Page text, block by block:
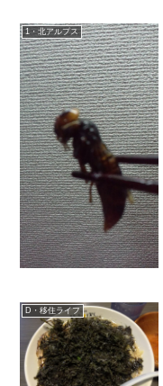
1・北アルプス
D・移住ライフ